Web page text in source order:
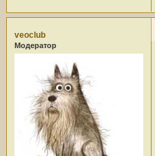
veoclub
Модератор